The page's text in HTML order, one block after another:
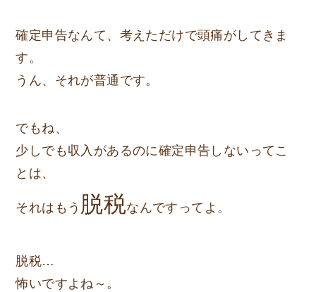
確定申告なんて、考えただけで頭痛がしてきま
す。
うん、それが普通です。
でもね、
少しでも収入があるのに確定申告しないってこ
とは、
それはもう 脱税なんですってよ。
脱税…
怖いですよね～。